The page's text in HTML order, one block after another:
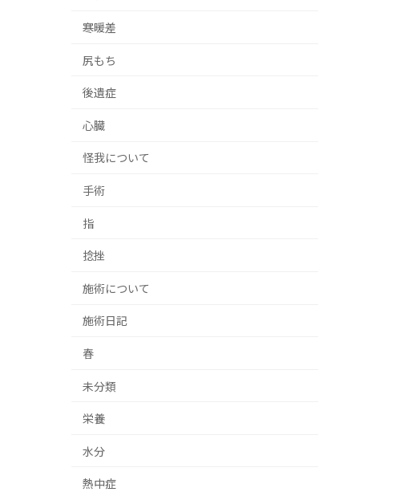
寒暖差
尻もち
後遺症
心臓
怪我について
手術
指
捻挫
施術について
施術日記
春
未分類
栄養
水分
熱中症